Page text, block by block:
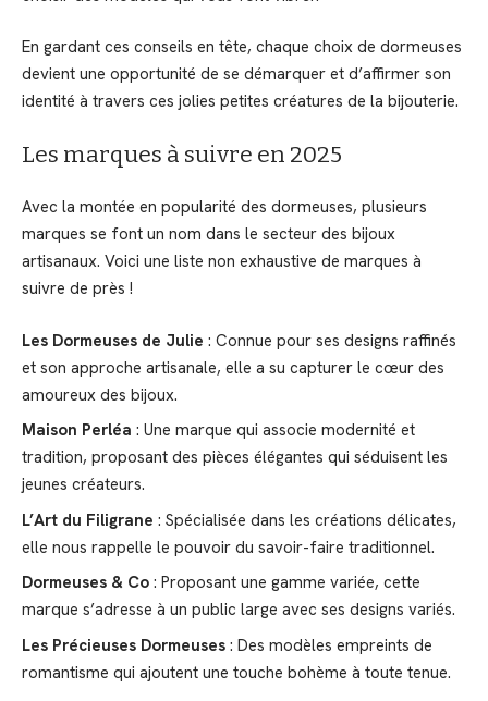
En gardant ces conseils en tête, chaque choix de dormeuses
devient une opportunité de se démarquer et d’affirmer son
identité à travers ces jolies petites créatures de la bijouterie.
Les marques à suivre en 2025
Avec la montée en popularité des dormeuses, plusieurs
marques se font un nom dans le secteur des bijoux
artisanaux. Voici une liste non exhaustive de marques à
suivre de près !
Les Dormeuses de Julie : Connue pour ses designs raffinés
et son approche artisanale, elle a su capturer le cœur des
amoureux des bijoux.
Maison Perléa : Une marque qui associe modernité et
tradition, proposant des pièces élégantes qui séduisent les
jeunes créateurs.
L’Art du Filigrane : Spécialisée dans les créations délicates,
elle nous rappelle le pouvoir du savoir-faire traditionnel.
Dormeuses & Co : Proposant une gamme variée, cette
marque s’adresse à un public large avec ses designs variés.
Les Précieuses Dormeuses : Des modèles empreints de
romantisme qui ajoutent une touche bohème à toute tenue.